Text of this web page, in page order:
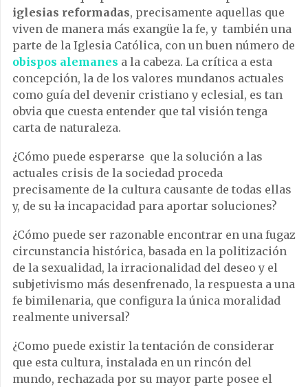
iglesias reformadas, precisamente aquellas que
viven de manera más exangüe la fe, y también una
parte de la Iglesia Católica, con un buen número de
obispos alemanes a la cabeza. La crítica a esta
concepción, la de los valores mundanos actuales
como guía del devenir cristiano y eclesial, es tan
obvia que cuesta entender que tal visión tenga
carta de naturaleza.
¿Cómo puede esperarse que la solución a las
actuales crisis de la sociedad proceda
precisamente de la cultura causante de todas ellas
y, de su la incapacidad para aportar soluciones?
¿Cómo puede ser razonable encontrar en una fugaz
circunstancia histórica, basada en la politización
de la sexualidad, la irracionalidad del deseo y el
subjetivismo más desenfrenado, la respuesta a una
fe bimilenaria, que configura la única moralidad
realmente universal?
¿Como puede existir la tentación de considerar
que esta cultura, instalada en un rincón del
mundo, rechazada por su mayor parte posee el